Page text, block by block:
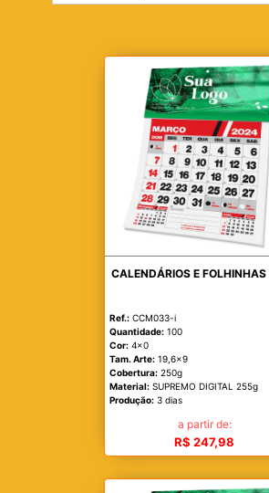
CALENDÁRIOS E
Ref.: CCM033-i
Quantidade: 100
Cor: 4x0
Tam. Arte: 19,6x9
Cobertura: 250g
Material: SUPREMO DIGITAL 255g
Produção: 3 dias
a partir de:
R$ 247,98